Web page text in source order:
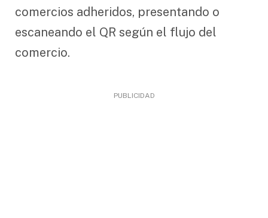
comercios adheridos, presentando o
escaneando el QR según el flujo del
comercio.
PUBLICIDAD